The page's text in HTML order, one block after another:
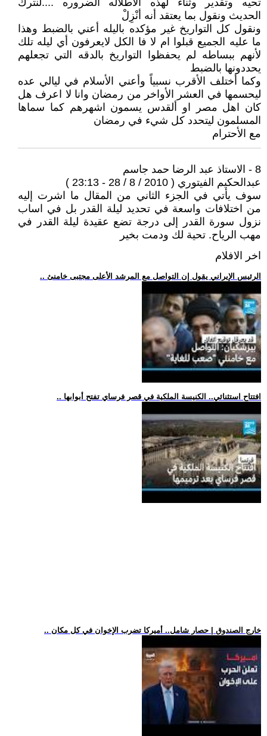
تحيه وتقدير وثناء لهذه الأطلاله الضروره ....لنترك
الحديث ونقول بما يعتقد أنه أنْزِلْ
ونقول كل التواريخ غير مؤكده باليله أعني بالضبط وهذا
ما عليه الجميع قبلوا ام لا فا الكل لايعرفون أي ليله تلك
لأنهم ببساطه لم يحفظوا التواريخ بالدقه التي تجعلهم
يحددونها بالضبط
وكما أختلف الأقرب نسبياً وأعني الأسلام في ليالي عده
ليحسمها في العشر الأواخر من رمضان وانا لا اعرف هل
كان اهل مصر او ألقدس يسمون اشهرهم كما سماها
المسلمون ليتحدد كل شيء في رمضان
مع الأحترام
8 - الاستاذ عبد الرضا حمد جاسم
عبدالحكيم الفيتوري ( 2010 / 8 / 28 - 23:13 )
سوف يأتي في الجزء الثاني من المقال ما اشرت إليه
من اختلافات واسعة في تحديد ليلة القدر بل في اساب
نزول سورة القدر إلى درجة تضع عقيدة ليلة القدر في
مهب الرياح. تحية لك ودمت بخير
اخر الافلام
.. الرئيس الإيراني يقول إن التواصل مع المرشد الأعلى مجتبى خامنئ
.. افتتاح استثنائي.. الكنيسة الملكية في قصر فرساي تفتح أبوابها
.. خارج الصندوق | حصار شامل.. أميركا تضرب الإخوان في كل مكان